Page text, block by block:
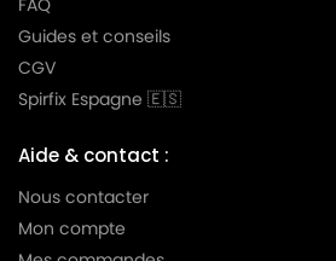
LG-
GOLDSTAR
GOLDSTAR
LG-
FAQ
Guides et conseils
CGV
Spirfix Espagne 🇪🇸
Aide & contact :
Nous contacter
Mon compte